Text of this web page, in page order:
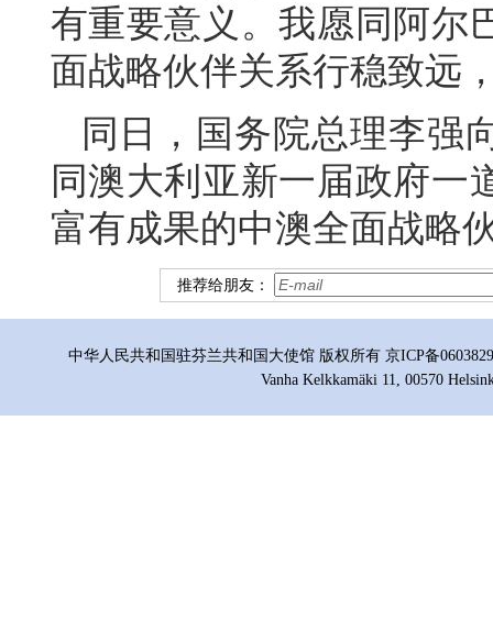
有重要意义。我愿同阿尔
面战略伙伴关系行稳致远
同日，国务院总理李强
同澳大利亚新一届政府一
富有成果的中澳全面战略
推荐给朋友：
中华人民共和国驻芬兰共和国大使馆 版权所有 京ICP备
Vanha Kelkkamäki 11, 00570